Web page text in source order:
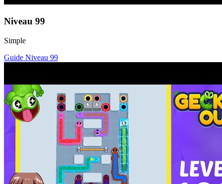
Niveau 99
Simple
Guide Niveau 99